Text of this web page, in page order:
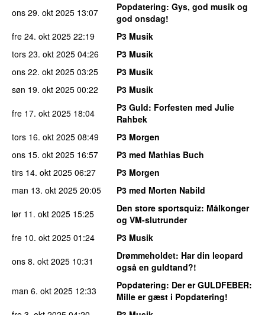
ons 29. okt 2025 13:07 Popdatering: Gys, god musik og
god onsdag!
fre 24. okt 2025 22:19
P3 Musik
tors 23. okt 2025 04:26
P3 Musik
ons 22. okt 2025 03:25
P3 Musik
søn 19. okt 2025 00:22
P3 Musik
fre 17. okt 2025 18:04 P3 Guld: Forfesten med Julie
Rahbek
tors 16. okt 2025 08:49
P3 Morgen
ons 15. okt 2025 16:57
P3 med Mathias Buch
tirs 14. okt 2025 06:27
P3 Morgen
man 13. okt 2025 20:05
P3 med Morten Nabild
lør 11. okt 2025 15:25 Den store sportsquiz: Målkonger
og VM-slutrunder
fre 10. okt 2025 01:24
P3 Musik
ons 8. okt 2025 10:31 Drømmeholdet: Har din leopard
også en guldtand?!
man 6. okt 2025 12:33 Popdatering: Der er GULDFEBER:
Mille er gæst i Popdatering!